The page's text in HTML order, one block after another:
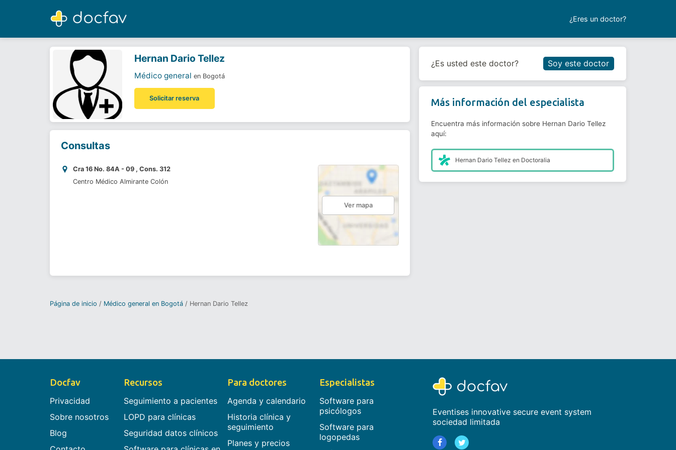
¿Eres un doctor?
Hernan Dario Tellez
Médico general
Reservar cita
Hernan Dario Tellez
Médico general en Bogotá
Solicitar reserva
Consultas
Cra 16 No. 84A - 09 , Cons. 312
Centro Médico Almirante Colón
Ver mapa
¿Es usted este doctor? Soy este doctor
Más información del especialista
Encuentra más información sobre Hernan Dario Tellez
aquí:
Hernan Dario Tellez en Doctoralia
Página de inicio Médico general en Bogotá Hernan Dario Tellez
Docfav
Privacidad
Sobre nosotros
Blog
Recursos
Seguimiento a pacientes
LOPD para clínicas
Seguridad datos clínicos
Para doctores
Agenda y calendario
Historia clínica y
seguimiento
Planes y precios
Especialistas
Software para
psicólogos
Software para
logopedas
Eventises innovative secure event system
sociedad limitada